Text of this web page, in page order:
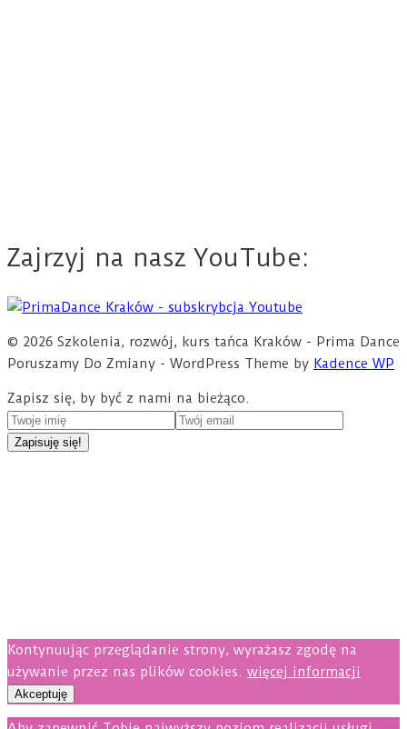
Zajrzyj na nasz YouTube:
© 2026 Szkolenia, rozwój, kurs tańca Kraków - Prima Dance
Poruszamy Do Zmiany - WordPress Theme by Kadence WP
Zapisz się, by być z nami na bieżąco.
Kontynuując przeglądanie strony, wyrażasz zgodę na
używanie przez nas plików cookies. więcej informacji
Akceptuję